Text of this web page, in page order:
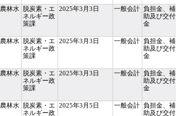
林水 脱炭素・エ
ネルギー政
策課
2025年3月3日 一般会計 負担金、補
助及び交付
金
林水 脱炭素・エ
ネルギー政
策課
2025年3月3日 一般会計 負担金、補
助及び交付
金
林水 脱炭素・エ
ネルギー政
策課
2025年3月3日 一般会計 負担金、補
助及び交付
金
林水 脱炭素・エ
ネルギー政
2025年3月5日 一般会計 負担金、補
助及び交付